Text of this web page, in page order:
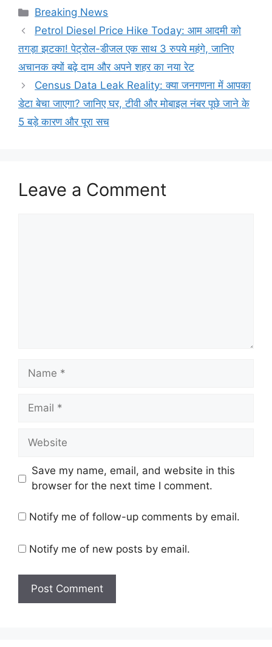
Categories
Breaking News
Petrol Diesel Price Hike Today: आम आदमी को
तगड़ा झटका! पेट्रोल-डीजल एक साथ 3 रुपये महंगे, जानिए
अचानक क्यों बढ़े दाम और अपने शहर का नया रेट
Census Data Leak Reality: क्या जनगणना में आपका
डेटा बेचा जाएगा? जानिए घर, टीवी और मोबाइल नंबर पूछे जाने के
5 बड़े कारण और पूरा सच
Leave a Comment
Name
Email
Website
Save my name, email, and website in this
browser for the next time I comment.
Notify me of follow-up comments by email.
Notify me of new posts by email.